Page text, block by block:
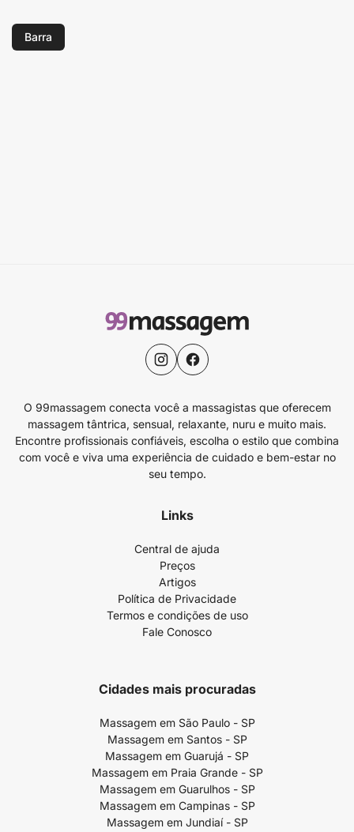
Barra
O 99massagem conecta você a massagistas que oferecem
massagem tântrica, sensual, relaxante, nuru e muito mais.
Encontre profissionais confiáveis, escolha o estilo que combina
com você e viva uma experiência de cuidado e bem-estar no
seu tempo.
Links
Central de ajuda
Preços
Artigos
Política de Privacidade
Termos e condições de uso
Fale Conosco
Cidades mais procuradas
Massagem em São Paulo - SP
Massagem em Santos - SP
Massagem em Guarujá - SP
Massagem em Praia Grande - SP
Massagem em Guarulhos - SP
Massagem em Campinas - SP
Massagem em Jundiaí - SP